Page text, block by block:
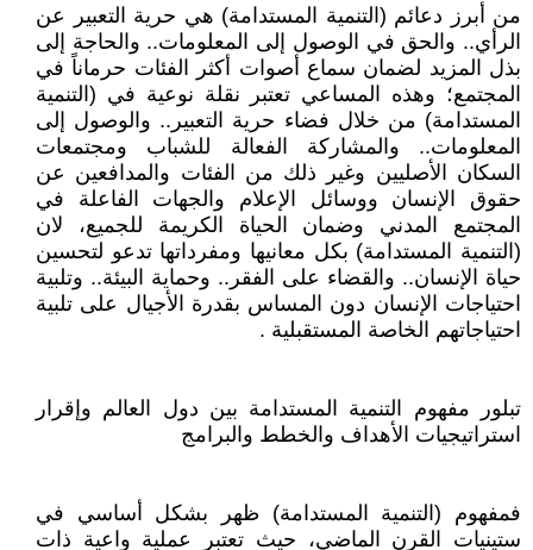
من أبرز دعائم (التنمية المستدامة) هي حرية التعبير عن
الرأي.. والحق في الوصول إلى المعلومات.. والحاجة إلى
بذل المزيد لضمان سماع أصوات أكثر الفئات حرماناً في
المجتمع؛ وهذه المساعي تعتبر نقلة نوعية في (التنمية
المستدامة) من خلال فضاء حرية التعبير.. والوصول إلى
المعلومات.. والمشاركة الفعالة للشباب ومجتمعات
السكان الأصليين وغير ذلك من الفئات والمدافعين عن
حقوق الإنسان ووسائل الإعلام والجهات الفاعلة في
المجتمع المدني وضمان الحياة الكريمة للجميع، لان
(التنمية المستدامة) بكل معانيها ومفرداتها تدعو لتحسين
حياة الإنسان.. والقضاء على الفقر.. وحماية البيئة.. وتلبية
احتياجات الإنسان دون المساس بقدرة الأجيال على تلبية
احتياجاتهم الخاصة المستقبلية .
تبلور مفهوم التنمية المستدامة بين دول العالم وإقرار
استراتيجيات الأهداف والخطط والبرامج
فمفهوم (التنمية المستدامة) ظهر بشكل أساسي في
ستينيات القرن الماضي، حيث تعتبر عملية واعية ذات